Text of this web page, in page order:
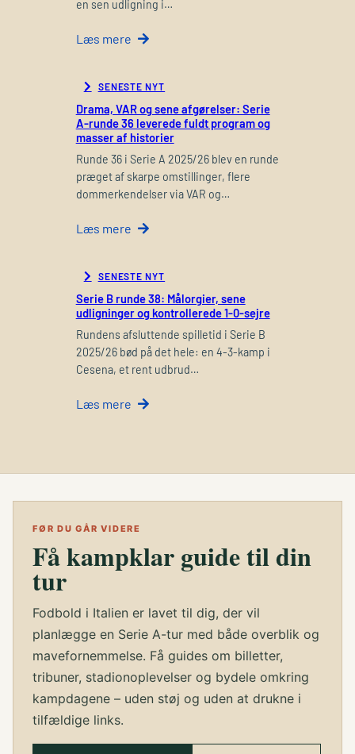
en sen udligning i…
Læs mere
SENESTE NYT
Drama, VAR og sene afgørelser: Serie
A-runde 36 leverede fuldt program og
masser af historier
Runde 36 i Serie A 2025/26 blev en runde
præget af skarpe omstillinger, flere
dommerkendelser via VAR og…
Læs mere
SENESTE NYT
Serie B runde 38: Målorgier, sene
udligninger og kontrollerede 1-0-sejre
Rundens afsluttende spilletid i Serie B
2025/26 bød på det hele: en 4-3-kamp i
Cesena, et rent udbrud…
Læs mere
FØR DU GÅR VIDERE
Få kampklar guide til din
tur
Fodbold i Italien er lavet til dig, der vil
planlægge en Serie A-tur med både overblik og
mavefornemmelse. Få guides om billetter,
tribuner, stadionoplevelser og bydele omkring
kampdagene – uden støj og uden at drukne i
tilfældige links.